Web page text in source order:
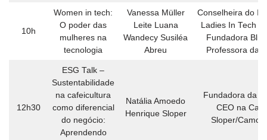
10h
Women in tech:
O poder das
mulheres na
tecnologia
Vanessa Müller
Leite Luana
Wandecy Susiléa
Abreu
Conselheira do
Ladies In Tech
Fundadora
Professora da
12h30
ESG Talk –
Sustentabilidade
na cafeicultura
como diferencial
do negócio:
Aprendendo
Natália Amoedo
Henrique Sloper
Fundadora da
CEO na
Sloper/